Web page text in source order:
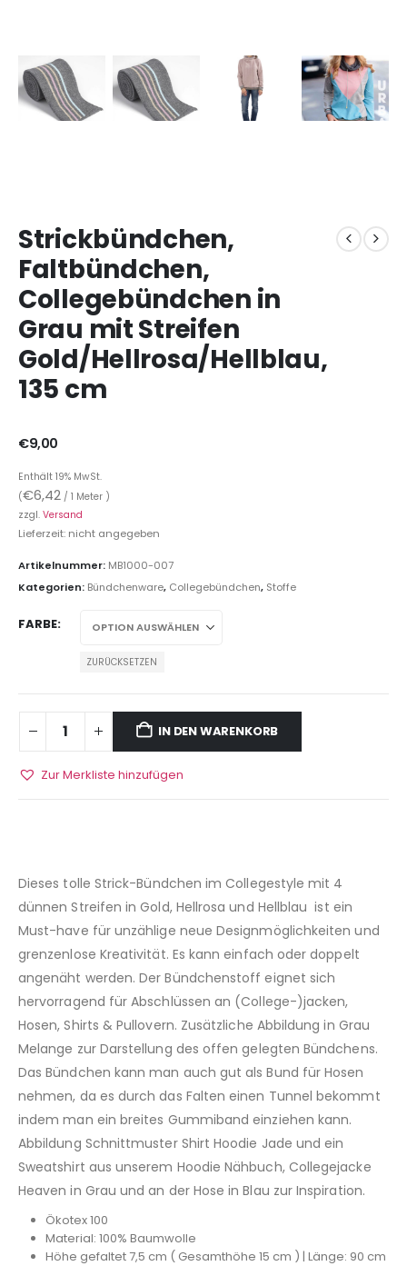
Strickbündchen,
Faltbündchen,
Collegebündchen in
Grau mit Streifen
Gold/Hellrosa/Hellblau,
135 cm
€9,00
Enthält 19% MwSt.
(€6,42 / 1 Meter )
zzgl. Versand
Lieferzeit: nicht angegeben
Artikelnummer: MB1000-007
Kategorien: Bündchenware, Collegebündchen, Stoffe
FARBE
ZURÜCKSETZEN
IN DEN WARENKORB
Zur Merkliste hinzufügen
Dieses tolle Strick-Bündchen im Collegestyle mit 4
dünnen Streifen in Gold, Hellrosa und Hellblau ist ein
Must-have für unzählige neue Designmöglichkeiten und
grenzenlose Kreativität. Es kann einfach oder doppelt
angenäht werden. Der Bündchenstoff eignet sich
hervorragend für Abschlüssen an (College-)jacken,
Hosen, Shirts & Pullovern. Zusätzliche Abbildung in Grau
Melange zur Darstellung des offen gelegten Bündchens.
Das Bündchen kann man auch gut als Bund für Hosen
nehmen, da es durch das Falten einen Tunnel bekommt
indem man ein breites Gummiband einziehen kann.
Abbildung Schnittmuster Shirt Hoodie Jade und ein
Sweatshirt aus unserem Hoodie Nähbuch, Collegejacke
Heaven in Grau und an der Hose in Blau zur Inspiration.
Ökotex 100
Material: 100% Baumwolle
Höhe gefaltet 7,5 cm ( Gesamthöhe 15 cm ) | Länge: 90 cm